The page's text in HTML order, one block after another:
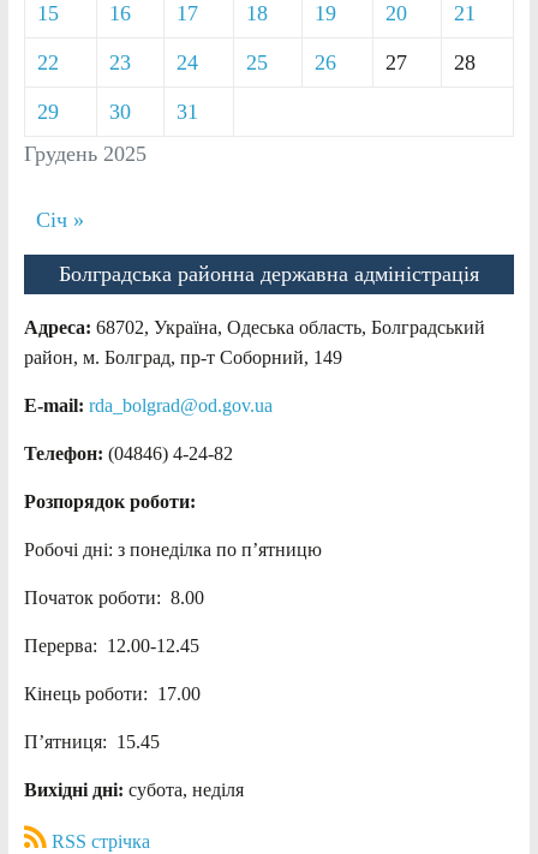
Грудень 2025
15 16 17 18 19 20 21
22 23 24 25 26 27 28
29 30 31
Січ »
Болградська районна державна адміністрація
Адреса: 68702, Україна, Одеська область, Болградський
район, м. Болград, пр-т Соборний, 149
E-mail: rda_bolgrad@od.gov.ua
Телефон: (04846) 4-24-82
Розпорядок роботи:
Робочі дні: з понеділка по п’ятницю
Початок роботи: 8.00
Перерва: 12.00-12.45
Кінець роботи: 17.00
П’ятниця: 15.45
Вихідні дні: субота, неділя
RSS стрічка